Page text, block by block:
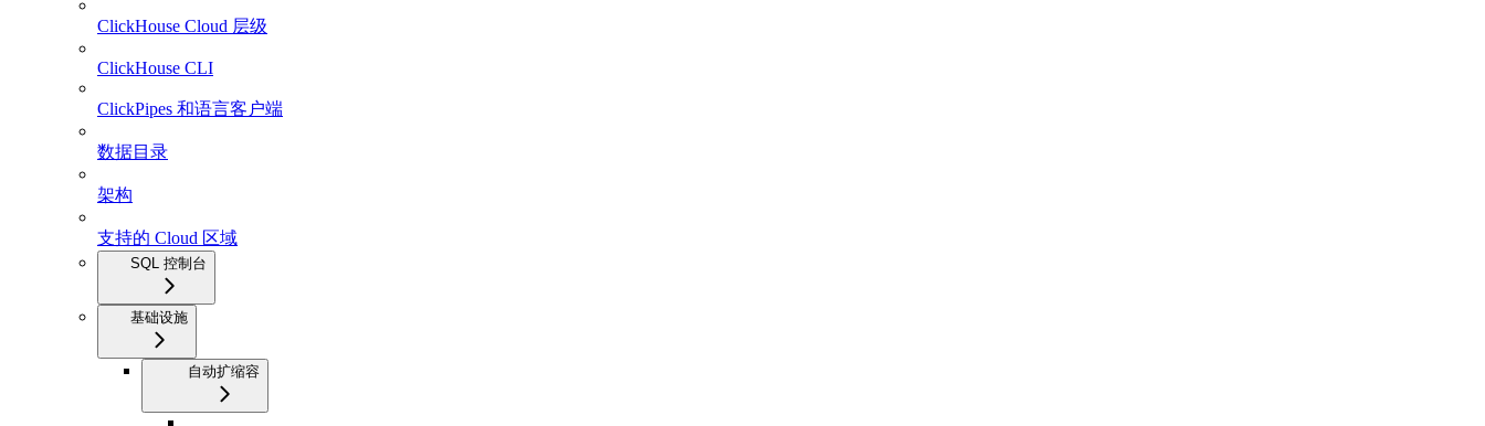
ClickHouse Cloud 层级
ClickHouse CLI
ClickPipes 和语言客户端
数据目录
架构
支持的 Cloud 区域
SQL 控制台
基础设施
自动扩缩容